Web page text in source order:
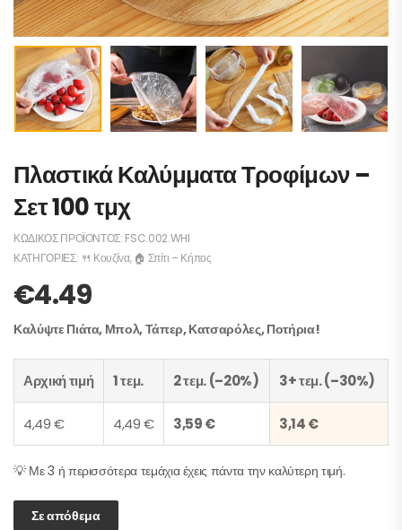
Πλαστικά Καλύμματα Τροφίμων –
Σετ 100 τμχ
ΚΩΔΙΚΌΣ ΠΡΟΪΌΝΤΟΣ: FSC.002.WHI
ΚΑΤΗΓΟΡΊΕΣ: 🍴 Κουζίνα, 🏠 Σπίτι – Κήπος
€4.49
Καλύψτε Πιάτα, Μπολ, Τάπερ, Κατσαρόλες, Ποτήρια!
Αρχική τιμή 1 τεμ. 2 τεμ. (–20%) 3+ τεμ. (–30%)
4,49 € 4,49 € 3,59 € 3,14 €
💡 Με 3 ή περισσότερα τεμάχια έχεις πάντα την καλύτερη τιμή.
Σε απόθεμα